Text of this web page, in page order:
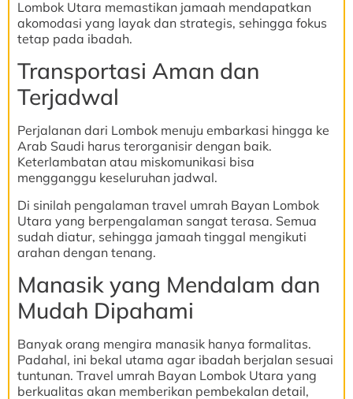
Lombok Utara memastikan jamaah mendapatkan
akomodasi yang layak dan strategis, sehingga fokus
tetap pada ibadah.
Transportasi Aman dan
Terjadwal
Perjalanan dari Lombok menuju embarkasi hingga ke
Arab Saudi harus terorganisir dengan baik.
Keterlambatan atau miskomunikasi bisa
mengganggu keseluruhan jadwal.
Di sinilah pengalaman travel umrah Bayan Lombok
Utara yang berpengalaman sangat terasa. Semua
sudah diatur, sehingga jamaah tinggal mengikuti
arahan dengan tenang.
Manasik yang Mendalam dan
Mudah Dipahami
Banyak orang mengira manasik hanya formalitas.
Padahal, ini bekal utama agar ibadah berjalan sesuai
tuntunan. Travel umrah Bayan Lombok Utara yang
berkualitas akan memberikan pembekalan detail,